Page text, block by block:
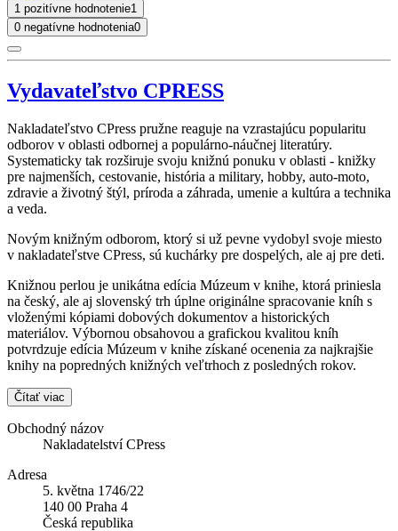
1 pozitívne hodnotenie1
0 negatívne hodnotenia0
Vydavateľstvo CPRESS
Nakladateľstvo CPress pružne reaguje na vzrastajúcu popularitu
odborov v oblasti odbornej a populárno-náučnej literatúry.
Systematicky tak rozširuje svoju knižnú ponuku v oblasti - knižky
pre najmenších, cestovanie, história a military, hobby, auto-moto,
zdravie a životný štýl, príroda a záhrada, umenie a kultúra a technika
a veda.
Novým knižným odborom, ktorý si už pevne vydobyl svoje miesto
v nakladateľstve CPress, sú kuchárky pre dospelých, ale aj pre deti.
Knižnou perlou je unikátna edícia Múzeum v knihe, ktorá priniesla
na český, ale aj slovenský trh úplne originálne spracovanie kníh s
vloženými kópiami dobových dokumentov a historických
materiálov. Výbornou obsahovou a grafickou kvalitou kníh
potvrdzuje edícia Múzeum v knihe získané ocenenia za najkrajšie
knihy na popredných knižných veľtrhoch z posledných rokov.
Čítať viac
Obchodný názov
Nakladatelství CPress
Adresa
5. května 1746/22
140 00 Praha 4
Česká republika